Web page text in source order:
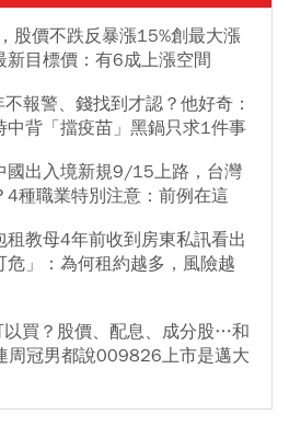
股價不跌反暴漲15%創最大漲
新目標價：有6成上漲空間
報警、錢找到才認？他好奇：
背「擋疫苗」黑鍋只求1件事
出入境新規9/15上路，台灣
4種職業特別注意：前例在這
教母4年前收到房東私訊看出
危」：為何租約越多，風險越
買？股價、配息、成分股…和
周冠男都說009826上市是邁大